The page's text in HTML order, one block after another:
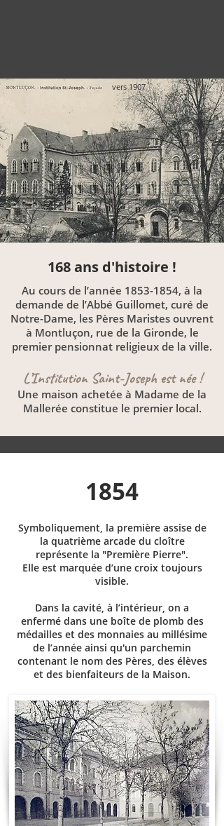
vers 1907
168 ans d'histoire !
Au cours de l’année 1853-1854, à la
demande de l’Abbé Guillomet, curé de
Notre-Dame, les Pères Maristes ouvrent
à Montluçon, rue de la Gironde, le
premier pensionnat religieux de la ville.
L’Institution Saint-Joseph est née !
Une maison achetée à Madame de la
Mallerée constitue le premier local.
1854
Symboliquement, la première assise de
la quatrième arcade du cloître
représente la "Première Pierre".
Elle est marquée d’une croix toujours
visible.
Dans la cavité, à l’intérieur, on a
enfermé dans une boîte de plomb des
médailles et des monnaies au millésime
de l’année ainsi qu'un parchemin
contenant le nom des Pères, des élèves
et des bienfaiteurs de la Maison.